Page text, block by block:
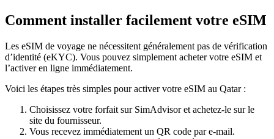
Comment installer facilement votre eSIM
Les eSIM de voyage ne nécessitent généralement pas de vérification
d’identité (eKYC). Vous pouvez simplement acheter votre eSIM et
l’activer en ligne immédiatement.
Voici les étapes très simples pour activer votre eSIM au Qatar:
Choisissez votre forfait sur SimAdvisor et achetez-le sur le
site du fournisseur.
Vous recevez immédiatement un QR code par e-mail.